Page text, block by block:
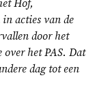
Hof,
acties van de
door het
over het PAS. Dat
dag tot een